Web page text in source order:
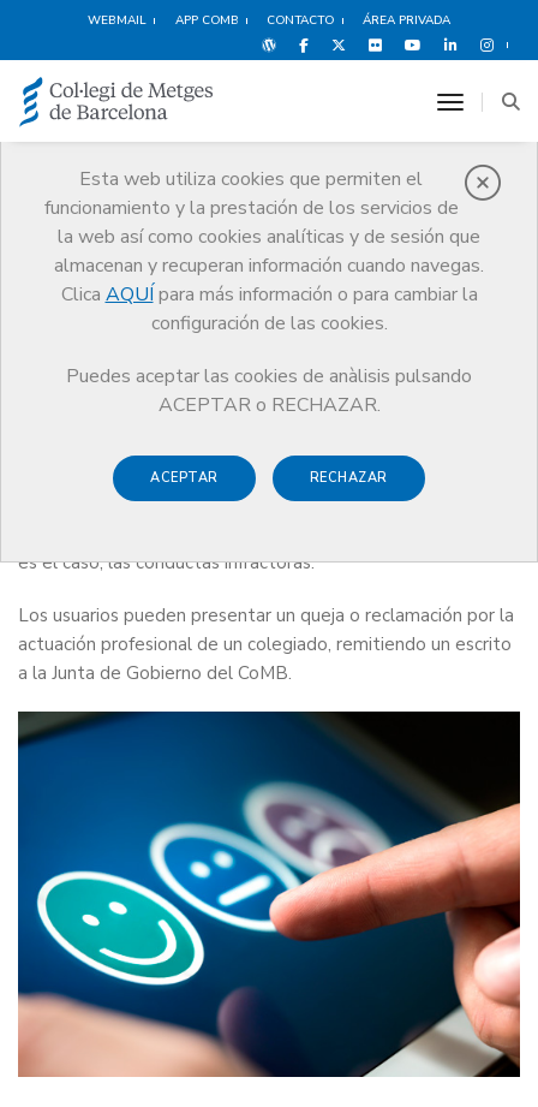
WEBMAIL APP COMB CONTACTO ÁREA PRIVADA
Esta web utiliza cookies que permiten el
funcionamiento y la prestación de los servicios de
la web así como cookies analíticas y de sesión que
almacenan y recuperan información cuando navegas.
Clica AQUÍ para más información o para cambiar la
configuración de las cookies.
Puedes aceptar las cookies de anàlisis pulsando
ACEPTAR o RECHAZAR.
ACEPTAR RECHAZAR
toggle
Usuaris de
Serveis Sanitaris
Trámites Usuarios de Servicios Sanitarios Información
actuaciones profesionales de sus colegiados, comprobar que
se adecuan y cumplen la buena práctica médica y las
es el caso, las conductas infractoras.
Los usuarios pueden presentar un queja o reclamación por la
actuación profesional de un colegiado, remitiendo un escrito
a la Junta de Gobierno del CoMB.